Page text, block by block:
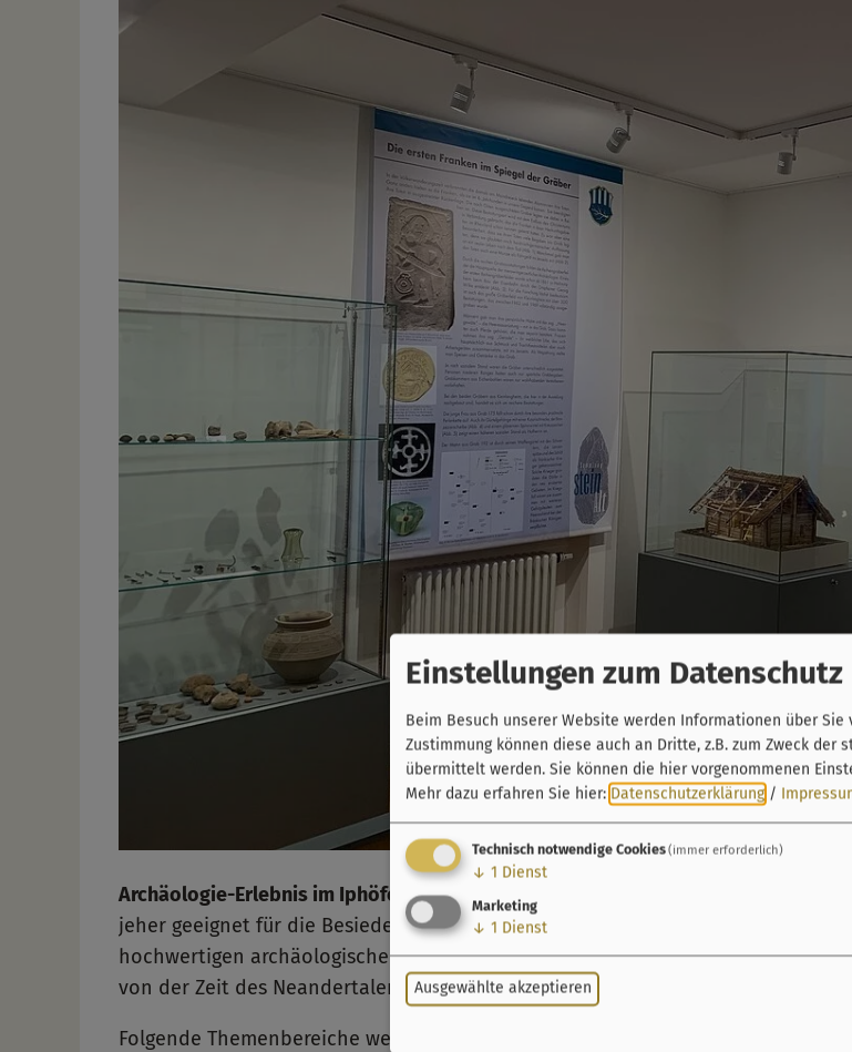
Archäologie-Erlebnis im Iphöfer Stadtteil Dornheim
– Durch seine besonders
jeher geeignet für die Besiedelung und wurde seit der Altsteinzeit immer
hochwertigen archäologischen Funde des Landwirts Karl Alt sind ein
von der Zeit des Neandertalers bis in die jüngste Vergangenheit.
Folgende Themenbereiche werden in der Ausstellung gezeigt:
Einstellungen zum Datenschutz
Beim Besuch unserer Website werden Informationen über
Zustimmung können diese auch an Dritte, z.B. zum Zweck der
übermittelt werden. Sie können die hier vorgenommenen
Mehr dazu erfahren Sie hier: Datenschutzerklärung /
Technisch notwendige Cookies(immer erforderlich)
↓ 1 Dienst
Marketing
↓ 1 Dienst
Ausgewählte akzeptieren